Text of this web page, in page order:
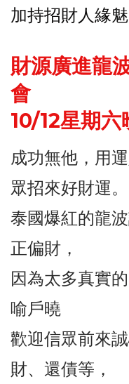
加持招財人緣
財源廣進龍
會
10/12星期
成功無他，用
眾招來好財運。
泰國爆紅的龍
正偏財，
因為太多真實
喻戶曉
歡迎信眾前來
財、還債等，